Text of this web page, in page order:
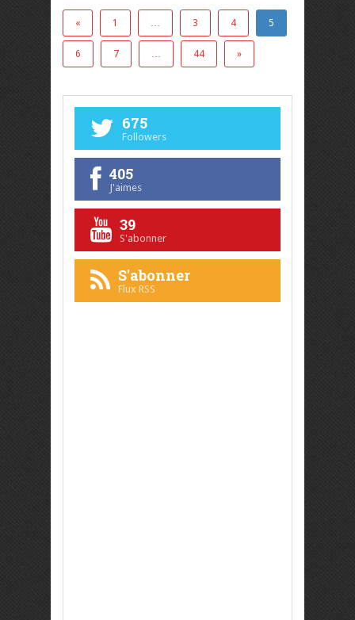
« 1 … 3 4 5
6 7 … 44 »
675
Followers
405
J'aimes
39
S'abonner
S'abonner
Flux RSS